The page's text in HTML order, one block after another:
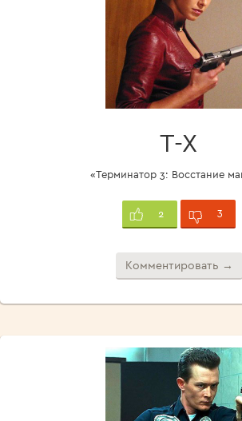
Т-Х
«Терминатор 3: Восстание
2 3
Комментировать →